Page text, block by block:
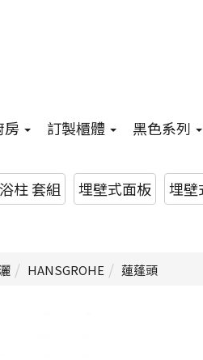
房 訂製櫃體 黑色系列
柱 套組 埋壁式面板 埋壁
HANSGROHE 蓮蓬頭